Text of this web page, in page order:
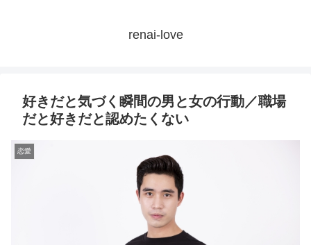
renai-love
好きだと気づく瞬間の男と女の行動／職場
だと好きだと認めたくない
恋愛